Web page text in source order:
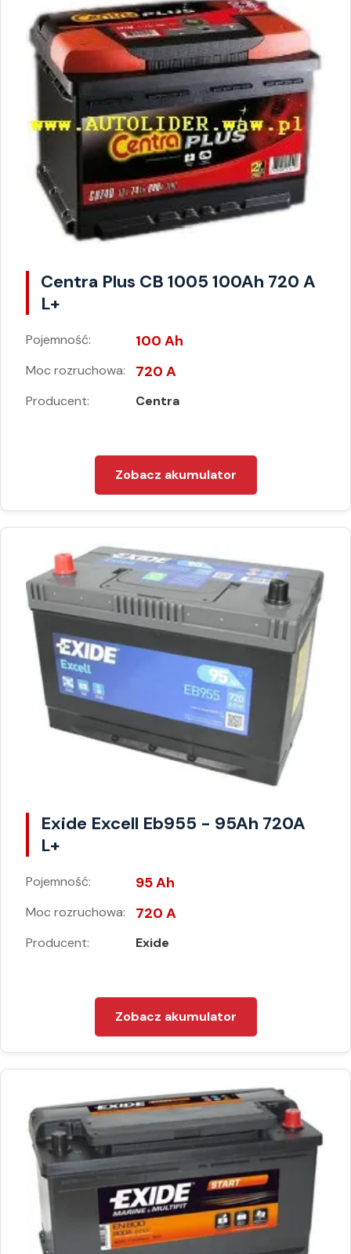
Centra Plus CB 1005 100Ah 720 A
L+
Pojemność: 100 Ah
Moc rozruchowa: 720 A
Producent: Centra
Zobacz akumulator
Exide Excell Eb955 - 95Ah 720A
L+
Pojemność: 95 Ah
Moc rozruchowa: 720 A
Producent: Exide
Zobacz akumulator